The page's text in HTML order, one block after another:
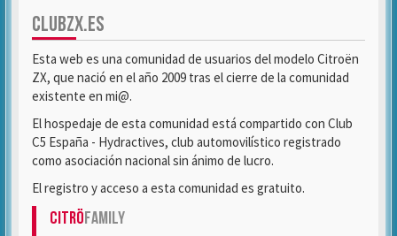
CLUBZX.ES
Esta web es una comunidad de usuarios del modelo Citroën
ZX, que nació en el año 2009 tras el cierre de la comunidad
existente en mi@.
El hospedaje de esta comunidad está compartido con Club
C5 España - Hydractives, club automovilístico registrado
como asociación nacional sin ánimo de lucro.
El registro y acceso a esta comunidad es gratuito.
CitröFamily